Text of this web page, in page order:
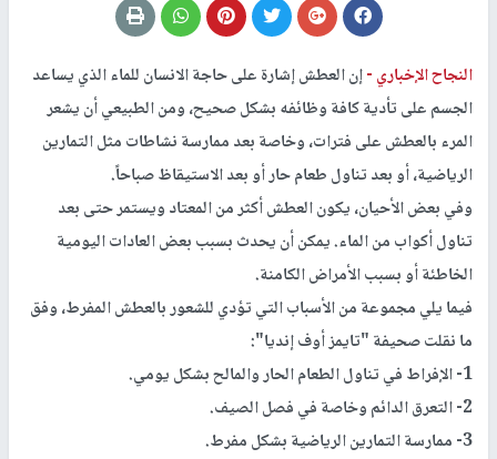
النجاح الإخباري -إن العطش إشارة على حاجة الانسان للماء الذي يساعد
الجسم على تأدية كافة وظائفه بشكل صحيح، ومن الطبيعي أن يشعر
المرء بالعطش على فترات، وخاصة بعد ممارسة نشاطات مثل التمارين
الرياضية، أو بعد تناول طعام حار أو بعد الاستيقاظ صباحاً.
وفي بعض الأحيان، يكون العطش أكثر من المعتاد ويستمر حتى بعد
تناول أكواب من الماء. يمكن أن يحدث بسبب بعض العادات اليومية
الخاطئة أو بسبب الأمراض الكامنة.
فيما يلي مجموعة من الأسباب التي تؤدي للشعور بالعطش المفرط، وفق
ما نقلت صحيفة "تايمز أوف إنديا":
1- الإفراط في تناول الطعام الحار والمالح بشكل يومي.
2- التعرق الدائم وخاصة في فصل الصيف.
3- ممارسة التمارين الرياضية بشكل مفرط.